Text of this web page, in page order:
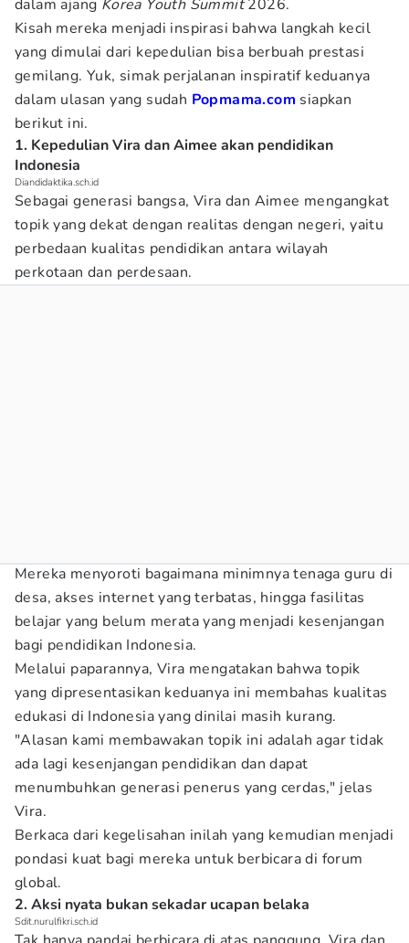
dalam ajang Korea Youth Summit2026.
Kisah mereka menjadi inspirasi bahwa langkah kecil
yang dimulai dari kepedulian bisa berbuah prestasi
gemilang. Yuk, simak perjalanan inspiratif keduanya
dalam ulasan yang sudah Popmama.com siapkan
berikut ini.
1. Kepedulian Vira dan Aimee akan pendidikan
Indonesia
Diandidaktika.sch.id
Sebagai generasi bangsa, Vira dan Aimee mengangkat
topik yang dekat dengan realitas dengan negeri, yaitu
perbedaan kualitas pendidikan antara wilayah
perkotaan dan perdesaan.
Mereka menyoroti bagaimana minimnya tenaga guru di
desa, akses internet yang terbatas, hingga fasilitas
belajar yang belum merata yang menjadi kesenjangan
bagi pendidikan Indonesia.
Melalui paparannya, Vira mengatakan bahwa topik
yang dipresentasikan keduanya ini membahas kualitas
edukasi di Indonesia yang dinilai masih kurang.
"Alasan kami membawakan topik ini adalah agar tidak
ada lagi kesenjangan pendidikan dan dapat
menumbuhkan generasi penerus yang cerdas," jelas
Vira.
Berkaca dari kegelisahan inilah yang kemudian menjadi
pondasi kuat bagi mereka untuk berbicara di forum
global.
2. Aksi nyata bukan sekadar ucapan belaka
Sdit.nurulfikri.sch.id